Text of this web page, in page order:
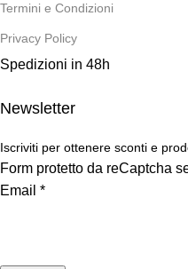
Termini e Condizioni
Privacy Policy
Spedizioni in 48h
Newsletter
Iscriviti per ottenere sconti e
Form protetto da reCaptcha
Email *